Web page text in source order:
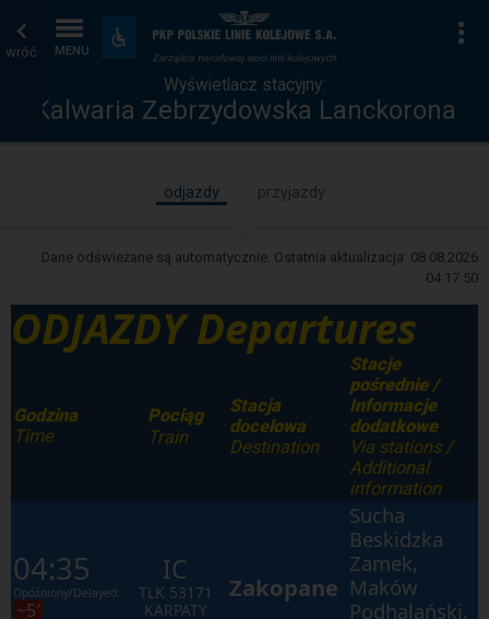
wróć MENU
Dostępność
i
udogodnienia
Wyświetlacz
stacyjny
Strona
główna
Wyświetlacz stacyjny:
Kalwaria Zebrzydowska Lanckorona
odjazdy przyjazdy
Dane odświeżane są automatycznie. Ostatnia aktualizacja: 08.08.2026
04:17:50
ODJAZDY Departures
Godzina
Time
Pociąg
Train
Stacja
docelowa
Destination
Stacje
pośrednie /
Informacje
dodatkowe
Via stations /
Additional
information
04:35
Opóźniony/Delayed:
~5′
IC
TLK 53171
KARPATY
Zakopane
Sucha
Beskidzka
Zamek,
Maków
Podhalański,